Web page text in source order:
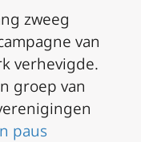
zweeg
van
verhevigde.
groep van
paus